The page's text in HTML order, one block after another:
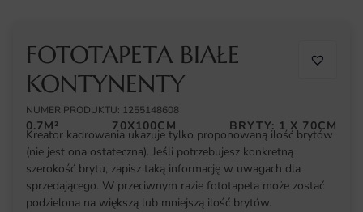
FOTOTAPETA BIAŁE
KONTYNENTY
NUMER PRODUKTU: 1255148608
0.7M² 70X100CM BRYTY: 1 X 70CM
Kreator kadrowania ukazuje tylko proponowaną ilość brytów
(nie jest ona ostateczna). Jeśli potrzebujesz konkretną
szerokość brytu, zapisz taką informację w uwagach dla
sprzedającego. W przeciwnym razie fototapeta może zostać
podzielona na większą lub mniejszą ilość brytów.